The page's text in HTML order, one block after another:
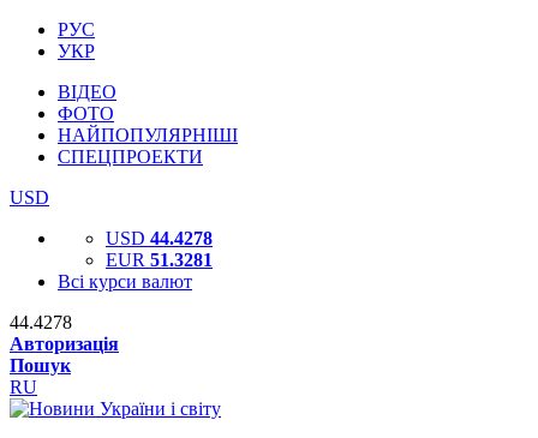
РУС
УКР
ВІДЕО
ФОТО
НАЙПОПУЛЯРНІШІ
СПЕЦПРОЕКТИ
USD
USD 44.4278
EUR 51.3281
Всі курси валют
44.4278
Авторизація
Пошук
RU